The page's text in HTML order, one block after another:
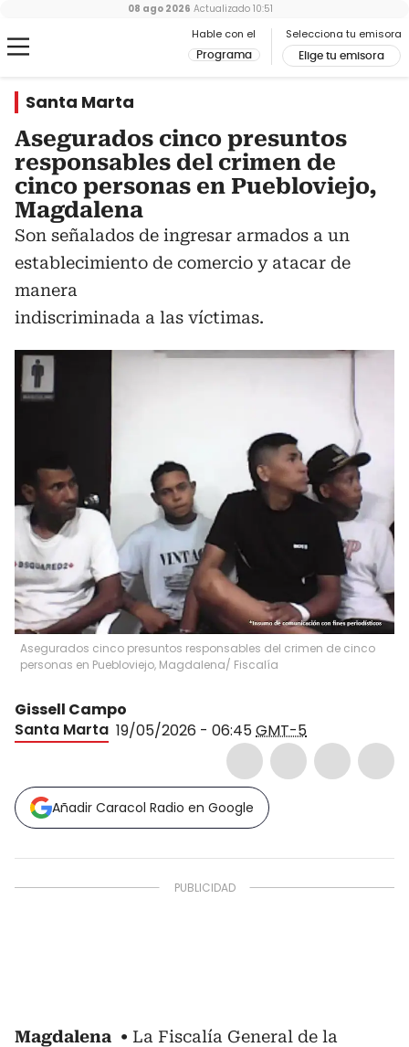
Hable con el
Programa
Selecciona tu emisora
Elige tu emisora
08 ago 2026 Actualizado 10:51
Santa Marta
Asegurados cinco presuntos
responsables del crimen de
cinco personas en Puebloviejo,
Magdalena
Son señalados de ingresar armados a un
establecimiento de comercio y atacar de
manera
indiscriminada a las víctimas.
Asegurados cinco presuntos responsables del crimen de cinco
personas en Puebloviejo, Magdalena/ Fiscalía
Gissell Campo
Santa Marta 19/05/2026 - 06:45GMT-5
Añadir Caracol Radio en Google
Magdalena
La Fiscalía General de la